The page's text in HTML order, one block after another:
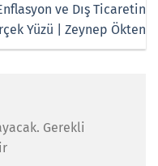
ve Dış Ticaretin
Yüzü | Zeynep Ökten
Gerekli